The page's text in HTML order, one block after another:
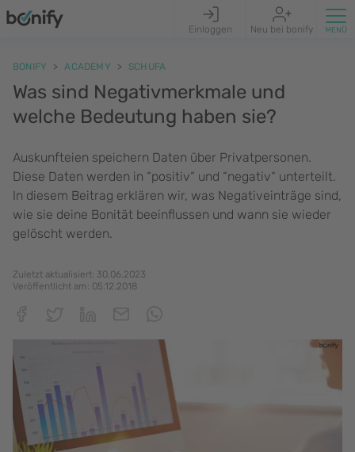
Einloggen Neu bei bonify
BONIFY ACADEMY SCHUFA
Was sind Negativmerkmale und
welche Bedeutung haben sie?
Auskunfteien speichern Daten über Privatpersonen.
Diese Daten werden in “positiv“ und “negativ“ unterteilt.
In diesem Beitrag erklären wir, was Negativeinträge sind,
wie sie deine Bonität beeinflussen und wann sie wieder
gelöscht werden.
Zuletzt aktualisiert: 30.06.2023
Veröffentlicht am: 05.12.2018